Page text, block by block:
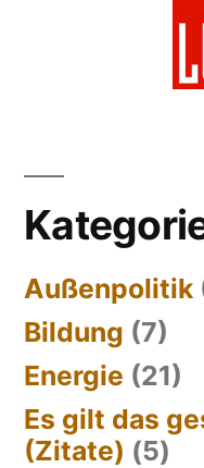
Außenpolitik
Bildung (7)
Energie (21)
Es gilt das
(Zitate) (5)